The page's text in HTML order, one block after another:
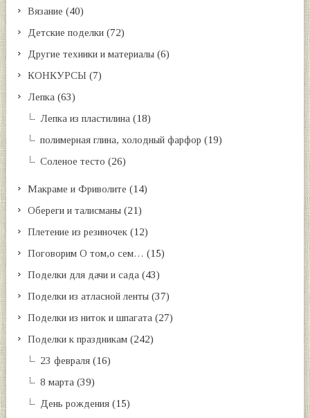
Вязание (40)
Детские поделки (72)
Другие техники и материалы (6)
КОНКУРСЫ (7)
Лепка (63)
Лепка из пластилина (18)
полимерная глина, холодный фарфор (19)
Соленое тесто (26)
Макраме и Фриволите (14)
Обереги и талисманы (21)
Плетение из резиночек (12)
Поговорим О том,о сем… (15)
Поделки для дачи и сада (43)
Поделки из атласной ленты (37)
Поделки из ниток и шпагата (27)
Поделки к праздникам (242)
23 февраля (16)
8 марта (39)
День рождения (15)